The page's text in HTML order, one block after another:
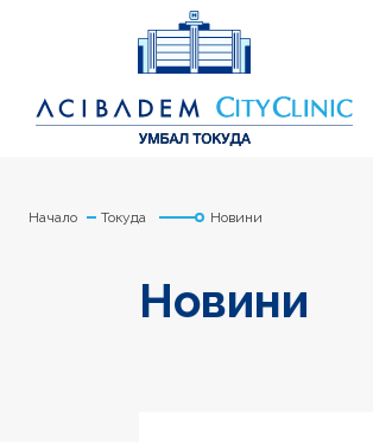
Начало Токуда Новини
Новини